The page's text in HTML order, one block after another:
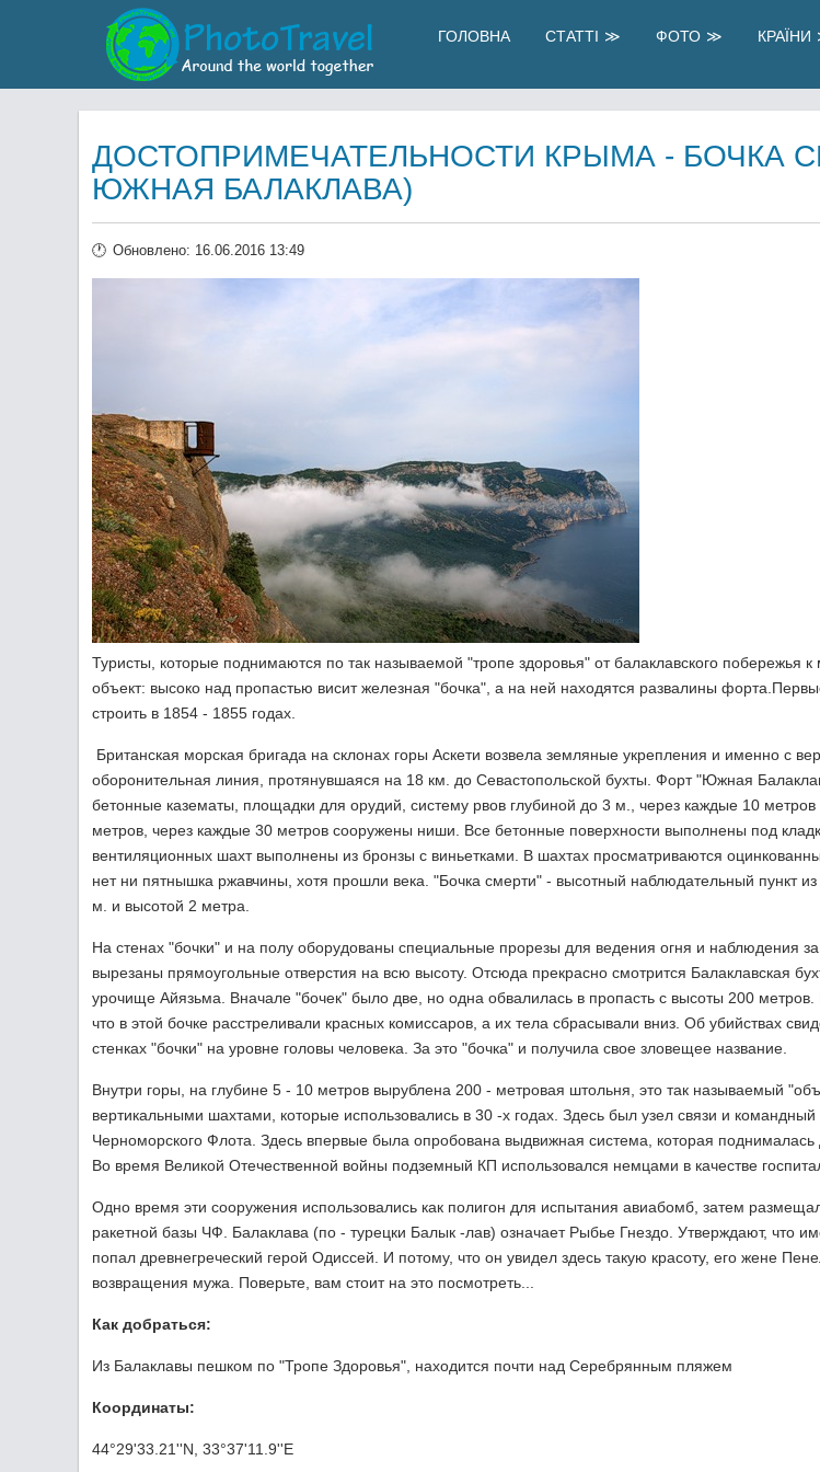
ГОЛОВНА СТАТТІ ФОТО КРАЇНИ
ДОСТОПРИМЕЧАТЕЛЬНОСТИ КРЫМА - БОЧКА
ЮЖНАЯ БАЛАКЛАВА)
Обновлено: 16.06.2016 13:49
Туристы, которые поднимаются по так называемой "тропе здоровья" от балаклавского побережья
объект: высоко над пропастью висит железная "бочка", а на ней находятся развалины
строить в 1854 - 1855 годах.
Британская морская бригада на склонах горы Аскети возвела земляные укрепления и именно с
оборонительная линия, протянувшаяся на 18 км. до Севастопольской бухты. Форт "Южная
бетонные казематы, площадки для орудий, систему рвов глубиной до 3 м., через каждые 10
метров, через каждые 30 метров сооружены ниши. Все бетонные поверхности выполнены под
вентиляционных шахт выполнены из бронзы с виньетками. В шахтах просматриваются
нет ни пятнышка ржавчины, хотя прошли века. "Бочка смерти" - высотный наблюдательный пункт
м. и высотой 2 метра.
На стенах "бочки" и на полу оборудованы специальные прорезы для ведения огня и наблюдения
вырезаны прямоугольные отверстия на всю высоту. Отсюда прекрасно смотрится Балаклавская
урочище Айязьма. Вначале "бочек" было две, но одна обвалилась в пропасть с высоты 200
что в этой бочке расстреливали красных комиссаров, а их тела сбрасывали вниз. Об убийствах
стенках "бочки" на уровне головы человека. За это "бочка" и получила свое зловещее название.
Внутри горы, на глубине 5 - 10 метров вырублена 200 - метровая штольня, это так называемый
вертикальными шахтами, которые использовались в 30 -х годах. Здесь был узел связи и
Черноморского Флота. Здесь впервые была опробована выдвижная система, которая поднималась
Во время Великой Отечественной войны подземный КП использовался немцами в качестве
Одно время эти сооружения использовались как полигон для испытания авиабомб, затем
ракетной базы ЧФ. Балаклава (по - турецки Балык -лав) означает Рыбье Гнездо. Утверждают, что
попал древнегреческий герой Одиссей. И потому, что он увидел здесь такую красоту, его жене
возвращения мужа. Поверьте, вам стоит на это посмотреть...
Как добраться:
Из Балаклавы пешком по "Тропе Здоровья", находится почти над Серебрянным пляжем
Координаты:
44°29'33.21''N, 33°37'11.9''E